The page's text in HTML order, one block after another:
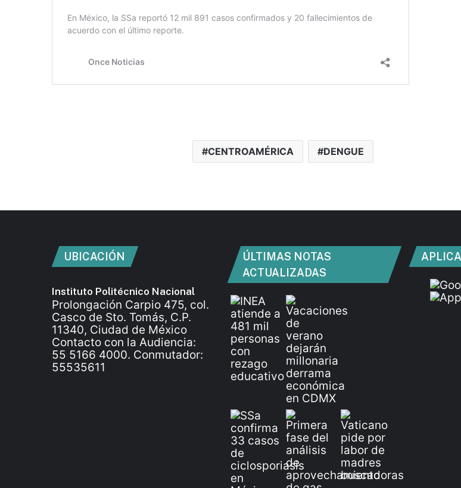
CENTROAMÉRICA DENGUE
UBICACIÓN
Instituto Politécnico Nacional
Prolongación Carpio 475, col.
Casco de Sto. Tomás, C.P.
11340, Ciudad de México
Contacto con la Audiencia:
55 5166 4000. Conmutador:
55535611
ÚLTIMAS NOTAS
ACTUALIZADAS